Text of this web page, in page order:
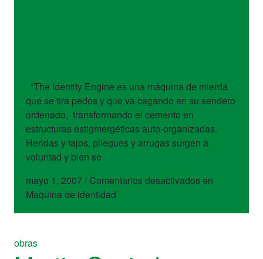
“The Identity Engine es una máquina de mierda
que se tira pedos y que va cagando en su sendero
ordenado, transformando el cemento en
estructuras estigmergéticas auto-organizadas.
Heridas y tajos, pliegues y arrugas surgen a
voluntad y bien se
mayo 1, 2007/ Comentarios desactivadosen
Maquina de identidad
obras